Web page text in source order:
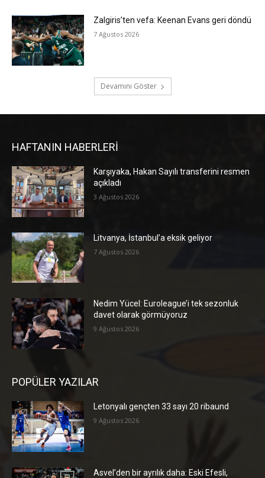
Zalgiris’ten vefa: Keenan Evans geri döndü
7 Ağustos 2026
Devamını Göster
HAFTANIN HABERLERİ
Karşıyaka, Hakan Sayılı transferini resmen
açıkladı
3 Ağustos 2026
Litvanya, İstanbul’a eksik geliyor
7 Ağustos 2026
Nedim Yücel: Euroleague’i tek sezonluk
davet olarak görmüyoruz
9 Ağustos 2026
POPÜLER YAZILAR
Letonyalı gençten 33 sayı 20 ribaund
9 Ağustos 2026
Asvel’den bir ayrılık daha: Eski Efesli,